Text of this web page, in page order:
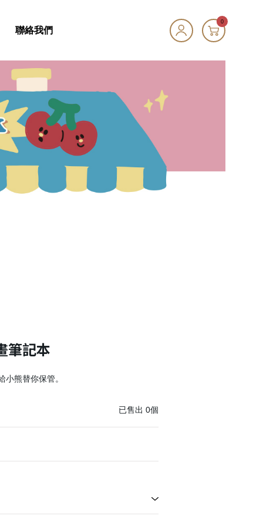
0
聯絡我們
筆記本
小熊替你保管。
已售出0個